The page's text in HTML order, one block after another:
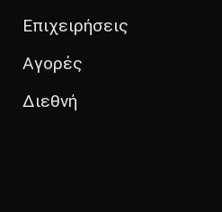
Επιχειρήσεις
Αγορές
Διεθνή